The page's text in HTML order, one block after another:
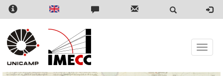
Pular
para
conteúdo
principal
Toggle